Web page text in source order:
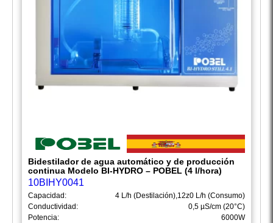
Bidestilador de agua automático y de producción
continua Modelo BI-HYDRO – POBEL (4 l/hora)
10BIHY0041
Capacidad:
4 L/h (Destilación),12z0 L/h (Consumo)
Conductividad:
0,5 µS/cm (20°C)
Potencia:
6000W